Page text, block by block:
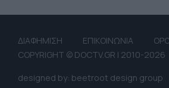
ΔΙΑΦΗΜΙΣΗ ΕΠΙΚΟΙΝΩΝΙΑ
COPYRIGHT © DOCTV.GR | 2010-2026
designed by: beetroot design group